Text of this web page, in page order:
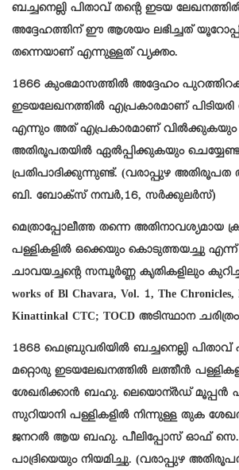
ബച്ചനെല്ലി പിതാവ് തന്റെ ഇടയ
അദ്ദേഹത്തിന് ഈ ആശയം ലഭിച്ചത്
തന്നെയാണ് എന്നുള്ളത് വ്യക്തം.
1866 കുംഭമാസത്തിൽ അദ്ദേഹം
ഇടയലേഖനത്തിൽ എപ്രകാരമാണ് പിടിയരി
എന്നും അത് എപ്രകാരമാണ് വിൽക്കുകയും
അതിരൂപതയിൽ ഏൽപ്പിക്കുകയും
പ്രതിപാദിക്കുന്നുണ്ട്. (വരാപ്പുഴ
ബി. ബോക്സ് നമ്പർ,16, സർക്കുലർസ്)
മെത്രാപ്പോലീത്ത തന്നെ അതിനാവശ്യമായ
പള്ളികളിൽ ഒക്കെയും കൊടുത്തയച്ചു
ചാവയച്ചന്റെ സമ്പൂർണ്ണ കൃതികളിലും
works of Bl Chavara, Vol. 1, The Chronicles,
Kinattinkal CTC; TOCD അടിസ്ഥാന
1868 ഫെബ്രുവരിയിൽ ബച്ചനെല്ലി പിതാവ്
മറ്റൊരു ഇടയലേഖനത്തിൽ ലത്തീൻ
ശേഖരിക്കാൻ ബഹു. ലെയൊന്ർഡ് മൂപ്പൻ
സുറിയാനി പള്ളികളിൽ നിന്നുള്ള തുക
ജനറൽ ആയ ബഹു. പീലിപ്പോസ് ഓഫ്
പാദ്രിയെയും നിയമിച്ചു. (വരാപ്പുഴ